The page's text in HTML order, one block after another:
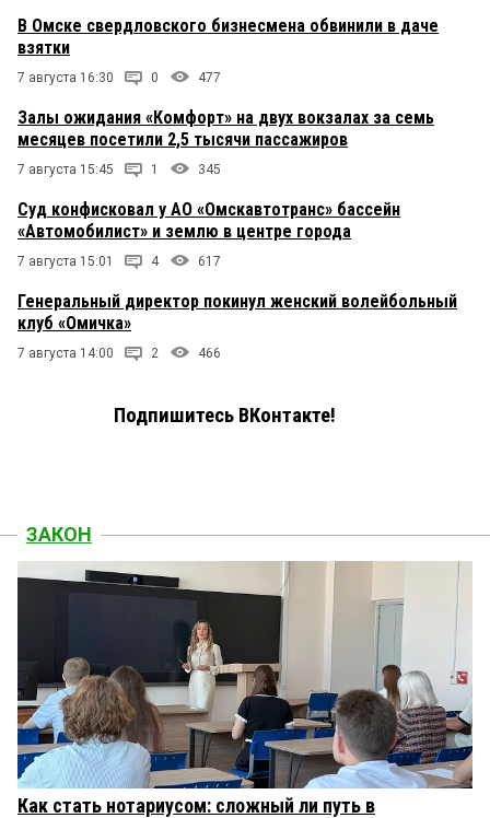
В Омске свердловского бизнесмена обвинили в даче
взятки
7 августа 16:30 0 477
Залы ожидания «Комфорт» на двух вокзалах за семь
месяцев посетили 2,5 тысячи пассажиров
7 августа 15:45 1 345
Суд конфисковал у АО «Омскавтотранс» бассейн
«Автомобилист» и землю в центре города
7 августа 15:01 4 617
Генеральный директор покинул женский волейбольный
клуб «Омичка»
7 августа 14:00 2 466
Подпишитесь ВКонтакте!
ЗАКОН
Как стать нотариусом: сложный ли путь в